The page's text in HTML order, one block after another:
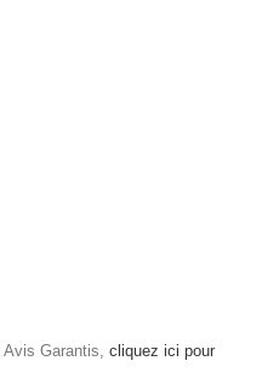
Avis Garantis, cliquez ici pour